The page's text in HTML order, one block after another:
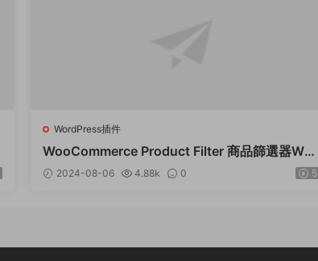
WordPress插件
WooCommerce Product Filter 商品篩選器Wor
dPress插件 – v8.3.0
2024-08-06 4.88k 0 5